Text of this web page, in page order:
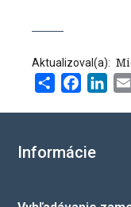
Aktualizoval(a):
Share Facebook
Informácie